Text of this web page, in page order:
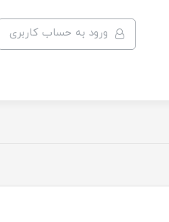
ورود به حساب کاربری